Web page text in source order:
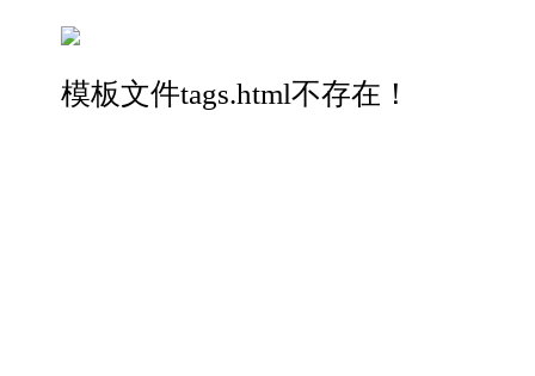
模板文件tags.html不存在！